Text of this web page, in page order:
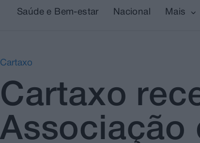
Saúde e Bem-estar Nacional Mais
Cartaxo
Cartaxo
Associação